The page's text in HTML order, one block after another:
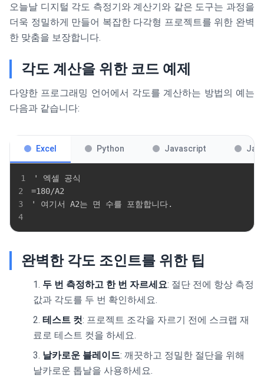
오늘날 디지털 각도 측정기와 계산기와 같은 도구는 과정을
더욱 정밀하게 만들어 복잡한 다각형 프로젝트를 위한 완벽
한 맞춤을 보장합니다.
각도 계산을 위한 코드 예제
다양한 프로그래밍 언어에서 각도를 계산하는 방법의 예는
다음과 같습니다:
Excel Python Javascript
1
2
3
4
완벽한 각도 조인트를 위한 팁
두 번 측정하고 한 번 자르세요: 절단 전에 항상 측정
값과 각도를 두 번 확인하세요.
테스트 컷: 프로젝트 조각을 자르기 전에 스크랩 재
료로 테스트 컷을 하세요.
날카로운 블레이드: 깨끗하고 정밀한 절단을 위해
날카로운 톱날을 사용하세요.